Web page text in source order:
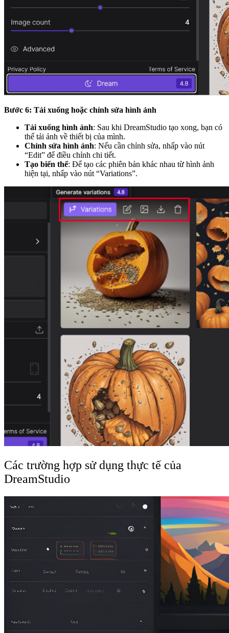
Bước 6: Tải xuống hoặc chỉnh sửa hình ảnh
Tải xuống hình ảnh: Sau khi DreamStudio tạo xong, bạn có
thể tải ảnh về thiết bị của mình.
Chỉnh sửa hình ảnh: Nếu cần chỉnh sửa, nhấp vào nút
“Edit” để điều chỉnh chi tiết.
Tạo biến thể: Để tạo các phiên bản khác nhau từ hình ảnh
hiện tại, nhấp vào nút “Variations”.
Các trường hợp sử dụng thực tế của
DreamStudio